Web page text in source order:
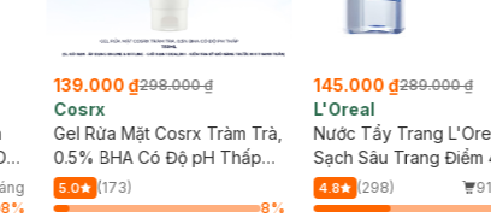
8%
139.000 ₫298.000 ₫
Cosrx
Gel Rửa Mặt Cosrx Tràm Trà,
0.5% BHA Có Độ pH Thấp
150ml
5.0
(173)
8%
145.000 ₫289.000 ₫
L'Oreal
Nước Tẩy Trang
Sạch Sâu Trang Điểm
4.8 (298)